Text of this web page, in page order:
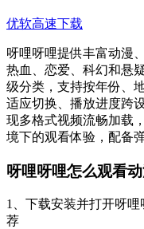
优软高速下载
呀哩呀哩提供丰富动漫
热血、恋爱、科幻和悬
级分类，支持按年份、
适应切换、播放进度跨
现多格式视频流畅加载
境下的观看体验，配备
呀哩呀哩怎么观看
1、下载安装并打开呀
荐